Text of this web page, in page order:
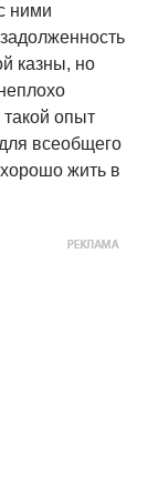
ними
казны, но
опыт
всеобщего
жить в